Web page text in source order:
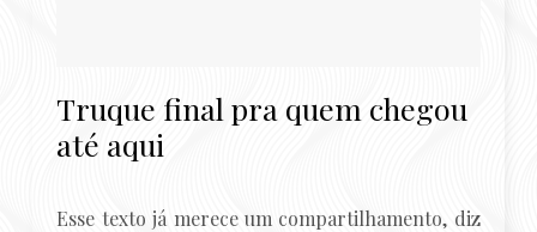
Truque final pra quem chegou
até aqui
Esse texto já merece um compartilhamento, diz